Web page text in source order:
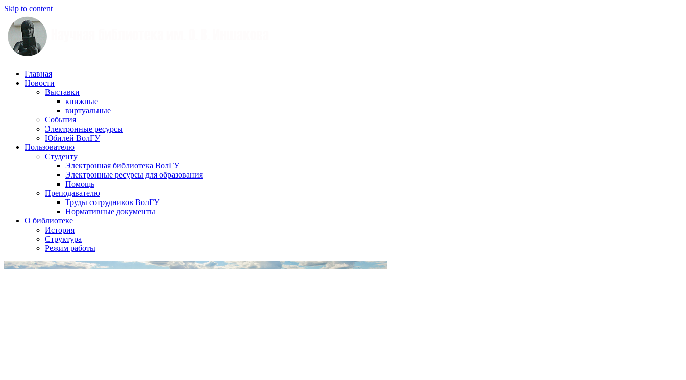
Skip to content
Научная
библиотека
Иншакова
Главная
Новости
Выставки
книжные
виртуальные
События
Электронные ресурсы
Юбилей ВолГУ
Пользователю
Студенту
Электронная библиотека ВолГУ
Электронные ресурсы для образования
Помощь
Преподавателю
Труды сотрудников ВолГУ
Нормативные документы
О библиотеке
История
Структура
Режим работы